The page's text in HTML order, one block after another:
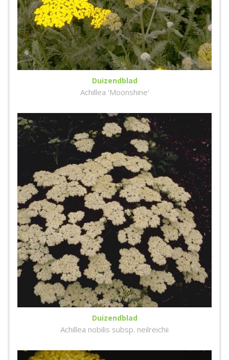
Duizendblad
Achillea 'Moonshine'
Duizendblad
Achillea nobilis subsp. neilreichii